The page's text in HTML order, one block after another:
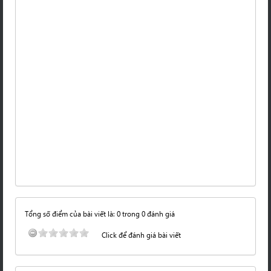
Tổng số điểm của bài viết là: 0 trong 0 đánh giá
Click để đánh giá bài viết